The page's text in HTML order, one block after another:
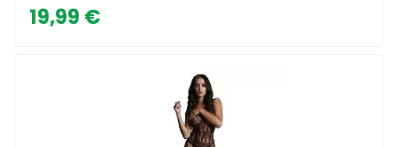
19,99 €